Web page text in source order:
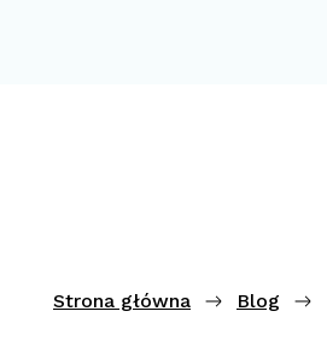
Strona główna Blog